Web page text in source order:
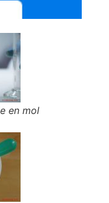
en mol